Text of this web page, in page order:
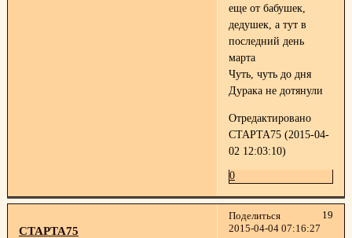
еще от бабушек,
дедушек, а тут в
последний день
марта
Чуть, чуть до дня
Дурака не дотянули
Отредактировано
СТАРТА75 (2015-04-
02 12:03:10)
0
Поделиться
19
2015-04-04 07:16:27
СТАРТА75